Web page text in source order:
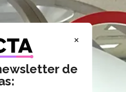
×
de